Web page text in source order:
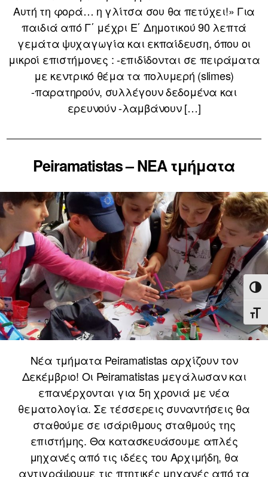
Αυτή τη φορά… η γλίτσα σου θα πετύχει!» Για
παιδιά από Γ΄ μέχρι Ε΄ Δημοτικού 90 λεπτά
γεμάτα ψυχαγωγία και εκπαίδευση, όπου οι
μικροί επιστήμονες : -επιδίδονται σε πειράματα
με κεντρικό θέμα τα πολυμερή (slimes)
-παρατηρούν, συλλέγουν δεδομένα και
ερευνούν -λαμβάνουν […]
Peiramatistas – ΝΕΑ τμήματα
Νέα τμήματα Peiramatistas αρχίζουν τον
Δεκέμβριο! Οι Peiramatistas μεγάλωσαν και
επανέρχονται για 5η χρονιά με νέα
θεματολογία. Σε τέσσερεις συναντήσεις θα
σταθούμε σε ισάριθμους σταθμούς της
επιστήμης. Θα κατασκευάσουμε απλές
μηχανές από τις ιδέες του Αρχιμήδη, θα
αντιγράψουμε τις πτητικές μηχανές από τα